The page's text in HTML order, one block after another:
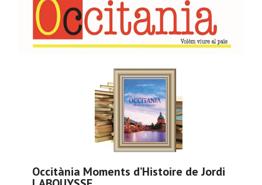
Occitània Moments d’Histoire de Jordi